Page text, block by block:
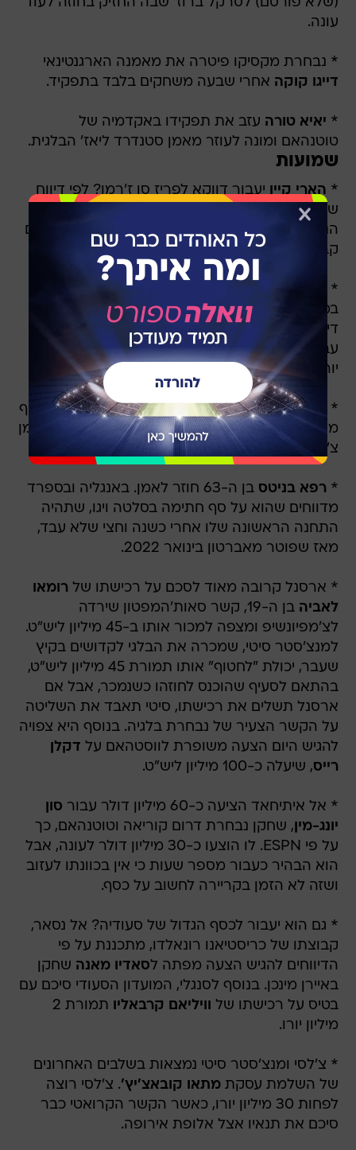
עונה.
* נבחרת מקסיקו פיטרה את מאמנה הארגנטינאי
דייגו קוקה אחרי שבעה משחקים בלבד בתפקיד.
* יאיא טורה עזב את תפקידו באקדמיה של
טוטנהאם ומונה לעוזר מאמן סטנדרד ליאז' הבלגית.
שמועות
* הארי קייןיעבור דווקא לפריז סן ז'רמן? לפי דיווח
של מתאו מורטו, אלופת צרפת החלה בשיחות עם
הנציגים של החלוץ, זאת על אף שעדיין אין מגעים עם
קבוצתו טוטנהאם.
* כריסטיאנו רונאלדו עשוי לקבל חבר חדש ומרשים
במיוחד באל נאסר -מרצלו ברוזוביץ'.סנטי אאונה
דיווח כי הקשר הקרואטי מעוניין בהצעה הסעודית
יורו בדמי ההעברה לעומת הדרישה של אינטר.
* בספרד דווח כיניימאר
מעוניין לחזור לברצלונה ואף
מוכן להפחית משמעותית בשכרו, אך מבחינת המאמן
צ'אבי הוא לא בתכניות.
* רפא בניטס
בן ה-63 חוזר לאמן. באנגליה ובספרד
מדווחים שהוא על סף חתימה בסלטה ויגו, שתהיה
התחנה הראשונה שלו אחרי כשנה וחצי שלא עבד,
מאז שפוטר מאברטון בינואר 2022.
* ארסנל קרובה מאוד לסכם על רכישתו של רומאו
לאביה
בן ה-19, קשר סאות'המפטון שירדה
לצ'מפיונשיפ ומצפה למכור אותו ב-45 מיליון ליש"ט.
למנצ'סטר סיטי, שמכרה את הבלגי לקדושים בקיץ
שעבר, יכולת "לחטוף" אותו תמורת 45 מיליון ליש"ט,
בהתאם לסעיף שהוכנס לחוזהו כשנמכר, אבל אם
ארסנל תשלים את רכישתו, סיטי תאבד את השליטה
על הקשר הצעיר של נבחרת בלגיה. בנוסף היא צפויה
להגיש היום הצעה משופרת לווסטהאם על דקלן
רייס, שיעלה כ-100 מיליון ליש"ט.
* אל איתיחאד הציעה כ-60 מיליון דולר עבור
סון
יונג-מין, שחקן נבחרת דרום קוריאה וטוטנהאם, כך
על פי ESPN. לו הוצעו כ-30 מיליון דולר לעונה, אבל
הוא הבהיר כעבור מספר שעות כי אין בכוונתו לעזוב
ושזה לא הזמן בקריירה לחשוב על כסף.
* גם הוא יעבור לכסף הגדול של סעודיה? אל נסאר,
קבוצתו של כריסטיאנו רונאלדו, מתכננת על פי
הדיווחים להגיש הצעה מפתה לסאדיו מאנה שחקן
באיירן מינכן. בנוסף לסנגלי, המועדון הסעודי סיכם עם
בטיס על רכישתו של וויליאם קרבאליו
תמורת 2
מיליון יורו.
* צ'לסי ומנצ'סטר סיטי נמצאות בשלבים האחרונים
של השלמת עסקתמתאו קובאצ'יץ'. צ'לסי רוצה
לפחות 30 מיליון יורו, כאשר הקשר הקרואטי כבר
סיכם את תנאיו אצל אלופת אירופה.